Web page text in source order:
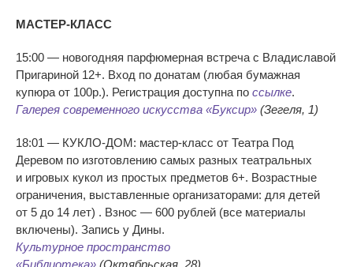
МАСТЕР-КЛАСС
15:00 — новогодняя парфюмерная встреча с Владиславой
Пригариной 12+. Вход по донатам (любая бумажная
купюра от 100р.). Регистрация доступна по ссылке.
Галерея современного искусства «Буксир» (Зегеля, 1)
18:01 — КУКЛО-ДОМ: мастер-класс от Театра Под
Деревом по изготовлению самых разных театральных
и игровых кукол из простых предметов 6+. Возрастные
ограничения, выставленные организаторами: для детей
от 5 до 14 лет) . Взнос — 600 рублей (все материалы
включены). Запись у Дины.
Культурное пространство
«Библиотека» (Октябрьская, 28)